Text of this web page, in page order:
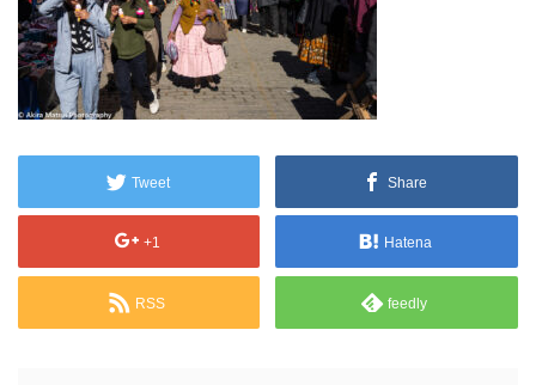
Tweet Share
+1 Hatena
RSS feedly